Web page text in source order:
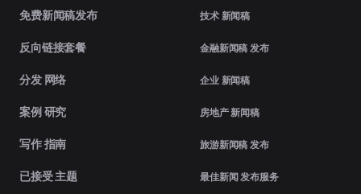
免费新闻稿发布
反向链接套餐
分发 网络
案例 研究
写作 指南
已接受 主题
技术 新闻稿
金融新闻稿 发布
企业 新闻稿
房地产 新闻稿
旅游新闻稿 发布
最佳新闻 发布服务